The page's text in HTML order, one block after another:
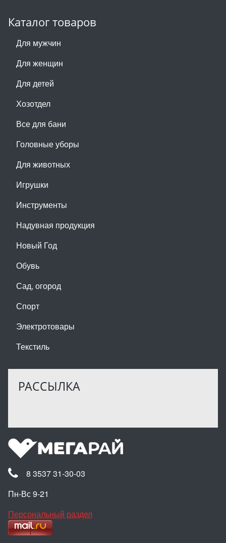
Каталог товаров
Для мужчин
Для женщин
Для детей
Хозотдел
Все для бани
Головные уборы
Для животных
Игрушки
Инструменты
Надувная продукция
Новый Год
Обувь
Сад, огород
Спорт
Электротовары
Текстиль
РАССЫЛКА
8 3537 31-30-03
Пн-Вс 9-21
Персональный раздел